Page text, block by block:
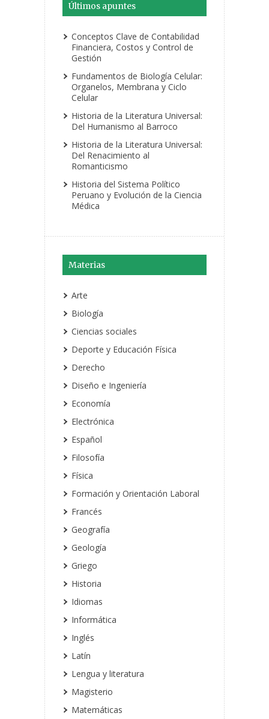
Últimos apuntes
Conceptos Clave de Contabilidad
Financiera, Costos y Control de
Gestión
Fundamentos de Biología Celular:
Organelos, Membrana y Ciclo
Celular
Historia de la Literatura Universal:
Del Humanismo al Barroco
Historia de la Literatura Universal:
Del Renacimiento al
Romanticismo
Historia del Sistema Político
Peruano y Evolución de la Ciencia
Médica
Materias
Arte
Biología
Ciencias sociales
Deporte y Educación Física
Derecho
Diseño e Ingeniería
Economía
Electrónica
Español
Filosofía
Física
Formación y Orientación Laboral
Francés
Geografía
Geología
Griego
Historia
Idiomas
Informática
Inglés
Latín
Lengua y literatura
Magisterio
Matemáticas